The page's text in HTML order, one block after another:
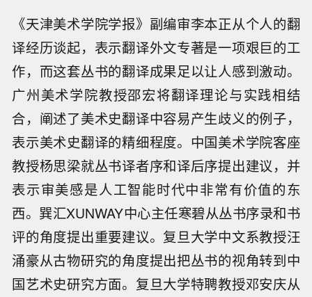
《天津美术学院学报》副编审李本正从个人的翻
译经历谈起，表示翻译外文专著是一项艰巨的工
作，而这套丛书的翻译成果足以让人感到激动。
广州美术学院教授邵宏将翻译理论与实践相结
合，阐述了美术史翻译中容易产生歧义的例子，
表示美术史翻译的精细程度。中国美术学院客座
教授杨思梁就丛书译者序和译后序提出建议，并
表示审美感是人工智能时代中非常有价值的东
西。巽汇XUNWAY中心主任寒碧从丛书序录和书
评的角度提出重要建议。复旦大学中文系教授汪
涌豪从古物研究的角度提出把丛书的视角转到中
国艺术史研究方面。复旦大学特聘教授邓安庆从